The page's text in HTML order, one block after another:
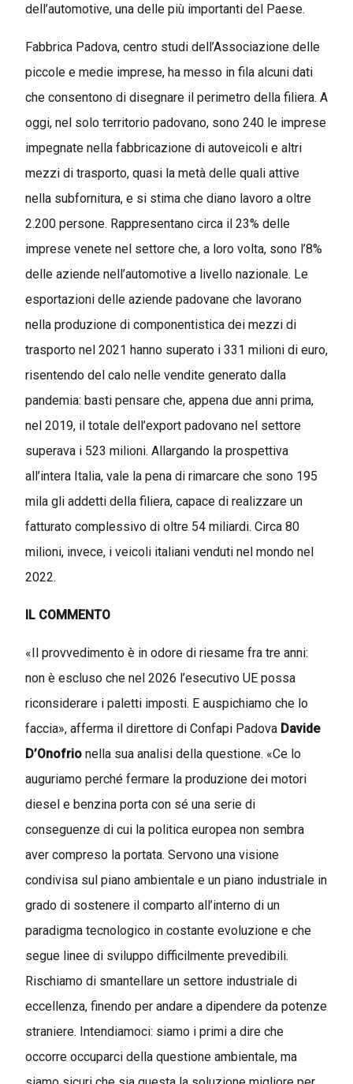
dell’automotive, una delle più importanti del Paese.
Fabbrica Padova, centro studi dell’Associazione delle
piccole e medie imprese, ha messo in fila alcuni dati
che consentono di disegnare il perimetro della filiera. A
oggi, nel solo territorio padovano, sono 240 le imprese
impegnate nella fabbricazione di autoveicoli e altri
mezzi di trasporto, quasi la metà delle quali attive
nella subfornitura, e si stima che diano lavoro a oltre
2.200 persone. Rappresentano circa il 23% delle
imprese venete nel settore che, a loro volta, sono l’8%
delle aziende nell’automotive a livello nazionale. Le
esportazioni delle aziende padovane che lavorano
nella produzione di componentistica dei mezzi di
trasporto nel 2021 hanno superato i 331 milioni di euro,
risentendo del calo nelle vendite generato dalla
pandemia: basti pensare che, appena due anni prima,
nel 2019, il totale dell’export padovano nel settore
superava i 523 milioni. Allargando la prospettiva
all’intera Italia, vale la pena di rimarcare che sono 195
mila gli addetti della filiera, capace di realizzare un
fatturato complessivo di oltre 54 miliardi. Circa 80
milioni, invece, i veicoli italiani venduti nel mondo nel
2022.
IL COMMENTO
«Il provvedimento è in odore di riesame fra tre anni:
non è escluso che nel 2026 l’esecutivo UE possa
riconsiderare i paletti imposti. E auspichiamo che lo
faccia», afferma il direttore di Confapi Padova Davide
D’Onofrio nella sua analisi della questione. «Ce lo
auguriamo perché fermare la produzione dei motori
diesel e benzina porta con sé una serie di
conseguenze di cui la politica europea non sembra
aver compreso la portata. Servono una visione
condivisa sul piano ambientale e un piano industriale in
grado di sostenere il comparto all’interno di un
paradigma tecnologico in costante evoluzione e che
segue linee di sviluppo difficilmente prevedibili.
Rischiamo di smantellare un settore industriale di
eccellenza, finendo per andare a dipendere da potenze
straniere. Intendiamoci: siamo i primi a dire che
occorre occuparci della questione ambientale, ma